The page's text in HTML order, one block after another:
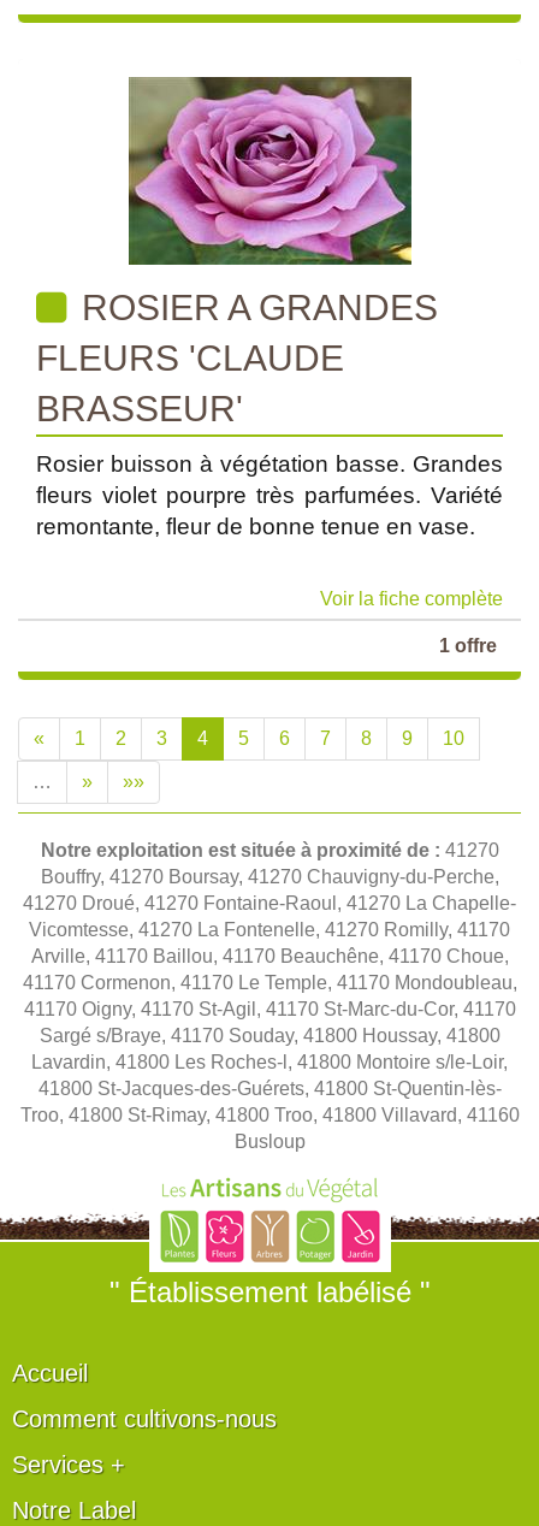
ROSIER A GRANDES
FLEURS 'CLAUDE
BRASSEUR'
Rosier buisson à végétation basse. Grandes
fleurs violet pourpre très parfumées. Variété
remontante, fleur de bonne tenue en vase.
Voir la fiche complète
1 offre
« 1 2 3 4 5 6 7 8 9 10
… » »»
Notre exploitation est située à proximité de : 41270
Bouffry, 41270 Boursay, 41270 Chauvigny-du-Perche,
41270 Droué, 41270 Fontaine-Raoul, 41270 La Chapelle-
Vicomtesse, 41270 La Fontenelle, 41270 Romilly, 41170
Arville, 41170 Baillou, 41170 Beauchêne, 41170 Choue,
41170 Cormenon, 41170 Le Temple, 41170 Mondoubleau,
41170 Oigny, 41170 St-Agil, 41170 St-Marc-du-Cor, 41170
Sargé s/Braye, 41170 Souday, 41800 Houssay, 41800
Lavardin, 41800 Les Roches-l, 41800 Montoire s/le-Loir,
41800 St-Jacques-des-Guérets, 41800 St-Quentin-lès-
Troo, 41800 St-Rimay, 41800 Troo, 41800 Villavard, 41160
Busloup
" Établissement labélisé "
Accueil
Comment cultivons-nous
Services +
Notre Label